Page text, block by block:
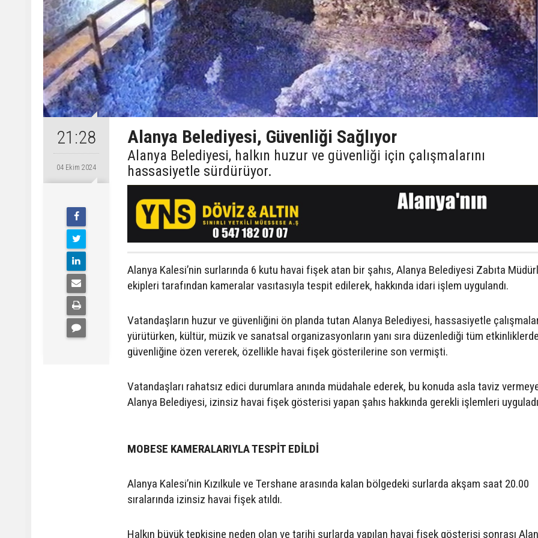
21:28
04 Ekim 2024
Alanya Belediyesi, Güvenliği Sağlıyor
Alanya Belediyesi, halkın huzur ve güvenliği için çalışmalarını
hassasiyetle sürdürüyor.
Alanya Kalesi’nin surlarında 6 kutu havai fişek atan bir şahıs, Alanya Belediyesi Zabıta
ekipleri tarafından kameralar vasıtasıyla tespit edilerek, hakkında idari işlem uygulandı.
Vatandaşların huzur ve güvenliğini ön planda tutan Alanya Belediyesi, hassasiyetle
yürütürken, kültür, müzik ve sanatsal organizasyonların yanı sıra düzenlediği tüm
güvenliğine özen vererek, özellikle havai fişek gösterilerine son vermişti.
Vatandaşları rahatsız edici durumlara anında müdahale ederek, bu konuda asla taviz
Alanya Belediyesi, izinsiz havai fişek gösterisi yapan şahıs hakkında gerekli işlemleri
MOBESE KAMERALARIYLA TESPİT EDİLDİ
Alanya Kalesi’nin Kızılkule ve Tershane arasında kalan bölgedeki surlarda akşam saat 20.00
sıralarında izinsiz havai fişek atıldı.
Halkın büyük tepkisine neden olan ve tarihi surlarda yapılan havai fişek gösterisi sonrası